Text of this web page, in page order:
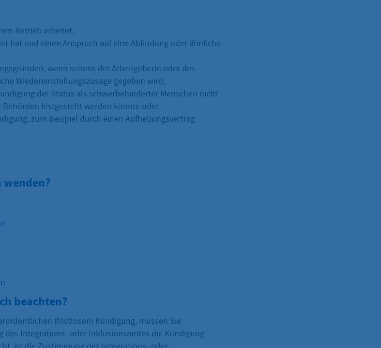
Betrieb arbeitet,
hat und einen Anspruch auf eine Abfindung oder ähnliche
wenn seitens der Arbeitgeberin oder des
Wiedereinstellungszusage gegeben wird,
der Status als schwerbehinderter Menschen nicht
festgestellt werden konnte oder
zum Beispiel durch einen Aufhebungsvertrag
wenden?
beachten?
(fristlosen) Kündigung, müssen Sie
des Integrations- oder Inklusionsamtes die Kündigung